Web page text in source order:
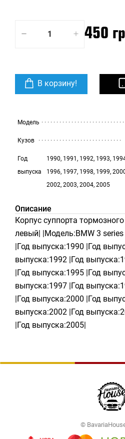
450
В корзину!
Модель
Кузов
Год
выпуска
1990, 1991, 1992, 1993,
1996, 1997, 1998, 1999,
2002, 2003, 2004, 2005
Описание
Корпус суппорта
левый| |Модель:BMW 3 series
|Год выпуска:1990 |Год
выпуска:1992 |Год
|Год выпуска:1995 |Год
выпуска:1997 |Год
|Год выпуска:2000 |Год
выпуска:2002 |Год
|Год выпуска:2005|
©